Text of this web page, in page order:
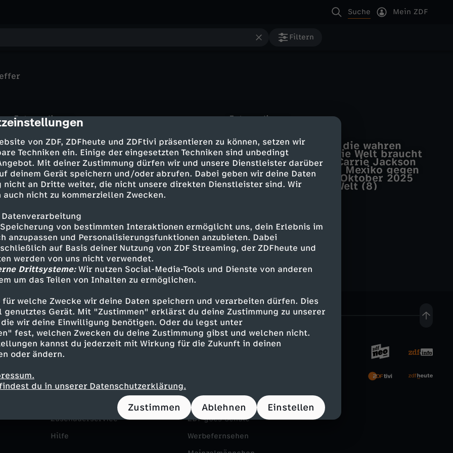
von ZDF, ZDFheute und ZDFtivi präsentieren zu können, setzen wir
Techniken ein. Einige der eingesetzten Techniken sind unbedingt
Mit deiner Zustimmung dürfen wir und unsere Dienstleister darüber
deinem Gerät speichern und/oder abrufen. Dabei geben wir deine Daten
nicht an Dritte weiter, die nicht unsere direkten Dienstleister sind. Wir
nicht zu kommerziellen Zwecken.
von bestimmten Interaktionen ermöglicht uns, dein Erlebnis im
anzupassen und Personalisierungsfunktionen anzubieten. Dabei
auf Basis deiner Nutzung von ZDF Streaming, der ZDFheute und
werden von uns nicht verwendet.
Drittsysteme:Wir nutzen Social-Media-Tools und Dienste von anderen
um das Teilen von Inhalten zu ermöglichen.
für welche Zwecke wir deine Daten speichern und verarbeiten dürfen. Dies
Gerät. Mit "Zustimmen" erklärst du deine Zustimmung zu unserer
wir deine Einwilligung benötigen. Oder du legst unter
fest, welchen Zwecken du deine Zustimmung gibst und welchen nicht.
kannst du jederzeit mit Wirkung für die Zukunft in deinen
oder ändern.
du in unserer Datenschutzerklärung.
Zustimmen Ablehnen Einstellen
Suche Mein ZDF
Filtern
Extraordinary
Habenichtse
Extraordinary
Extraordinary
Das Nichts Wundermittel
Familien-Spieleabend
Unsere Freunde sind die wahren
Superkräfte
Extraordinary
Der muntere Monarch
Extraordinary
Sei der Daddy, den die Welt braucht
Extraordinary
Jen vs. Nora: Der ultimative
Showdown
Extraordinary
Der Exorzismus der Carrie Jackson
Extraordinary
Hallo, Fremder
FIFA WM 2026
Große Emotionen bei Mexiko gegen
Tschechien
Noch 2
Käpt'ns Dinner
Michel Abdollahi trifft Alvaro Soler
Volle Kanne
Volle Kanne vom 13. Oktober 2025
Das Traumschiff
Miami
In 80 Tagen um die Welt
In 80 Tagen um die Welt (8)
Mehr Inhalte laden
Kontakt zum ZDF
Zuschauerservice
Hilfe
Presseportal
ZDF goes Schule
Werbefernsehen